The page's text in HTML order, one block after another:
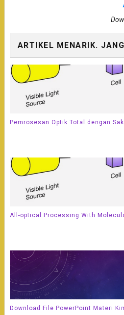
ARTIKEL MENARIK.
Pemrosesan Optik Total dengan
All-optical Processing With
Download File PowerPoint Materi